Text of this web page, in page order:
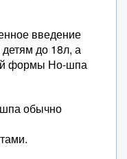
введение
до 18л, а
формы Но-шпа
обычно